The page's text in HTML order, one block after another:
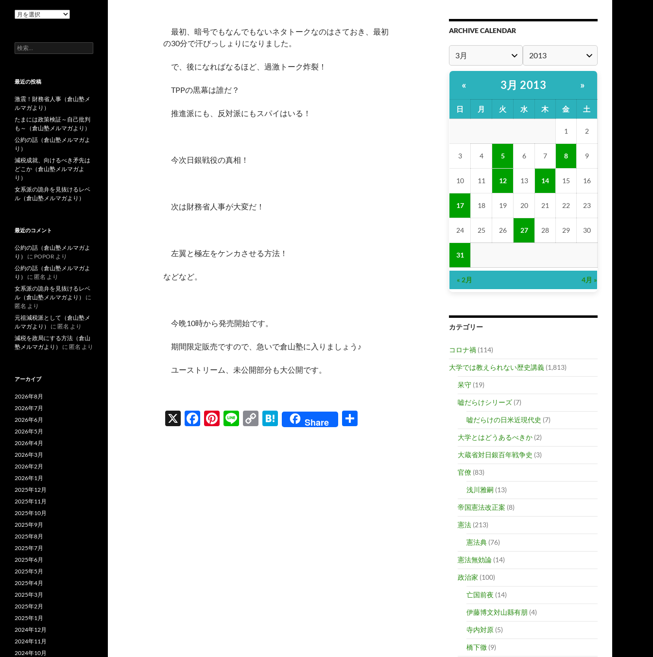
最初、暗号でもなんでもないネタトークなのはさておき、最初
の30分で汗びっしょりになりました。
で、後になればなるほど、過激トーク炸裂！
TPPの黒幕は誰だ？
推進派にも、反対派にもスパイはいる！
今次日銀戦役の真相！
次は財務省人事が大変だ！
左翼と極左をケンカさせる方法！
などなど。
今晩10時から発売開始です。
期間限定販売ですので、急いで倉山塾に入りましょう♪
ユーストリーム、未公開部分も大公開です。
X
F
Pi Li
C
H
at
Share
ARCHIVE CALENDAR
« 3月 2013 »
日 月 火 水 木 金 土
1 2
3 4 5 6 7 8 9
10 11 12 13 14 15 16
17 18 19 20 21 22 23
24 25 26 27 28 29 30
31
« 2月 4月 »
カテゴリー
コロナ禍 (114)
大学では教えられない歴史講義 (1,813)
呆守 (19)
嘘だらけシリーズ (7)
嘘だらけの日米近現代史 (7)
大学とはどうあるべきか (2)
大蔵省対日銀百年戦争史 (3)
官僚 (83)
浅川雅嗣 (13)
帝国憲法改正案 (8)
憲法 (213)
憲法典 (76)
憲法無効論 (14)
政治家 (100)
亡国前夜 (14)
伊藤博文対山縣有朋 (4)
寺内対原 (5)
橋下徹 (9)
過
稿
検
索:
最近の投稿
激震！財務省人事（倉山塾メ
ルマガより）
たまには政策検証～自己批判
も～（倉山塾メルマガより）
公約の話（倉山塾メルマガよ
り）
減税成就、向けるべき矛先は
どこか（倉山塾メルマガよ
り）
女系派の詭弁を見抜けるレベ
ル（倉山塾メルマガより）
最近のコメント
公約の話（倉山塾メルマガよ
り）
に POPOR より
公約の話（倉山塾メルマガよ
り）
に 匿名 より
女系派の詭弁を見抜けるレベ
ル（倉山塾メルマガより）
に
匿名 より
元祖減税派として（倉山塾メ
ルマガより）
に 匿名 より
減税を政局にする方法（倉山
塾メルマガより）
に 匿名 より
アーカイブ
2026年8月
2026年7月
2026年6月
2026年5月
2026年4月
2026年3月
2026年2月
2026年1月
2025年12月
2025年11月
2025年10月
2025年9月
2025年8月
2025年7月
2025年6月
2025年5月
2025年4月
2025年3月
2025年2月
2025年1月
2024年12月
2024年11月
2024年10月